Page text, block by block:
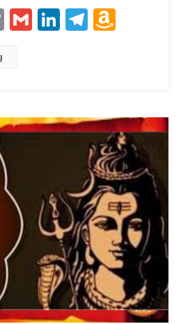
CopyGmailLinkedIn
Telegram